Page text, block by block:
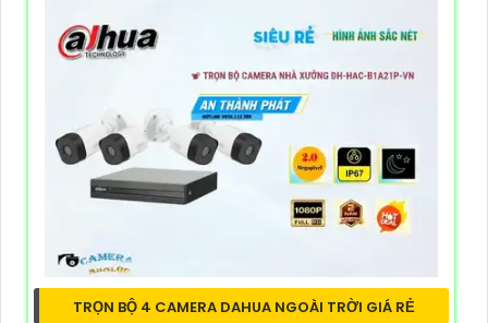
TRỌN BỘ 4 CAMERA DAHUA NGOÀI TRỜI GIÁ RẺ